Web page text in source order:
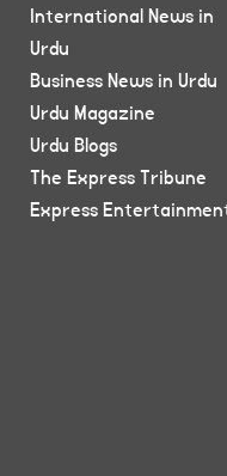
International News in
Urdu
Business News in Urdu
Urdu Magazine
Urdu Blogs
The Express Tribune
Express